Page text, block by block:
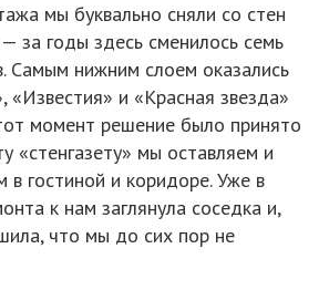
мы буквально сняли со стен
за годы здесь сменилось семь
Самым нижним слоем оказались
«Известия» и «Красная звезда»
момент решение было принято
«стенгазету» мы оставляем и
в гостиной и коридоре. Уже в
к нам заглянула соседка и,
что мы до сих пор не